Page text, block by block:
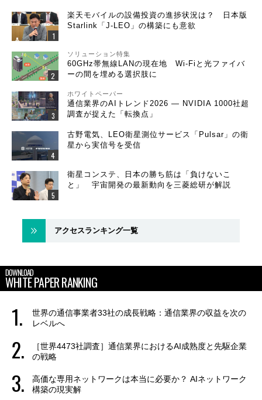
楽天モバイルの設備投資の進捗状況は？ 日本版
Starlink「J-LEO」の構築にも意欲
ソリューション特集
60GHz帯無線LANの現在地 Wi-Fiと光ファイバ
ーの間を埋める選択肢に
ホワイトペーパー
通信業界のAIトレンド2026 ― NVIDIA 1000社超
調査が捉えた「転換点」
古野電気、LEO衛星測位サービス「Pulsar」の衛
星から実信号を受信
衛星コンステ、日本の勝ち筋は「負けないこ
と」 宇宙開発の最新動向を三菱総研が解説
アクセスランキング一覧
DOWNLOAD
WHITE PAPER RANKING
世界の通信事業者33社の成長戦略：通信業界の収益を次の
レベルへ
［世界4473社調査］通信業界におけるAI成熟度と先駆企業
の戦略
高価な専用ネットワークは本当に必要か？ AIネットワーク
構築の現実解